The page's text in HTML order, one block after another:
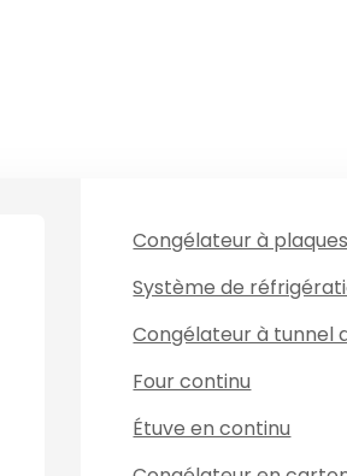
Congélateur à
Système de
Congélateur à tunnel
Four continu
Étuve en continu